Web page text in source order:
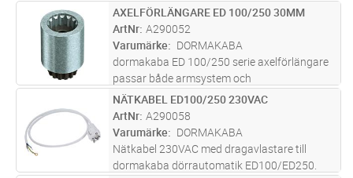
ST Lägg i kundvagn
AXELFÖRLÄNGARE ED 100/250 30MM
ArtNr A290052
Varumärke
DORMAKABA
dormakaba ED 100/250 serie axelförlängare
passar både armsystem och
glidskenesystem. Finns i följande längder:
20mm. 30mm. 60mm. 90mm. OBS! 90mm
axelförlängare får ej användas tillsammans
med ED 100...läs mer
ST Lägg i kundvagn
NÄTKABEL ED100/250 230VAC
ArtNr A290058
Varumärke
DORMAKABA
Nätkabel 230VAC med dragavlastare till
dormakaba dörrautomatik ED100/ED250.